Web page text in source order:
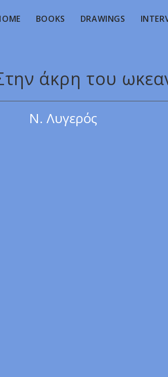
BOOKS DRAWINGS
άκρη του
Ν. Λυγερός